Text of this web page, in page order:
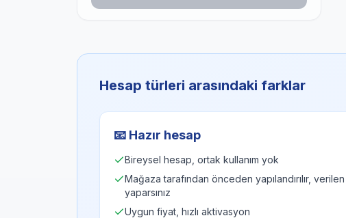
Hesap türleri arasındaki farklar
📧 Hazır hesap
Bireysel hesap, ortak kullanım yok
Mağaza tarafından önceden yapılandırılır,
yaparsınız
Uygun fiyat, hızlı aktivasyon